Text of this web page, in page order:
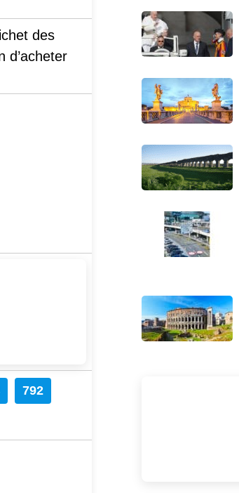
des
d’acheter
792